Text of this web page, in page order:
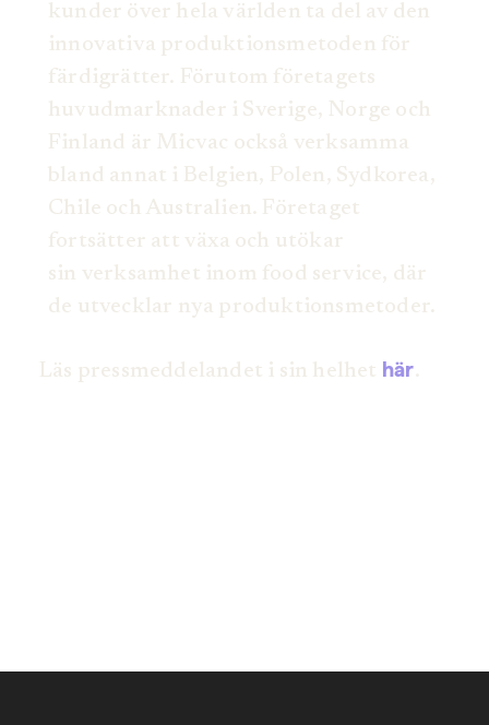
kunder över hela världen ta del av den
innovativa produktionsmetoden för
färdigrätter. Förutom företagets
huvudmarknader i Sverige, Norge och
Finland är Micvac också verksamma
bland annat i Belgien, Polen, Sydkorea,
Chile och Australien. Företaget
fortsätter att växa och utökar
sin verksamhet inom food service, där
de utvecklar nya produktionsmetoder.
Läs pressmeddelandet i sin helhet här.